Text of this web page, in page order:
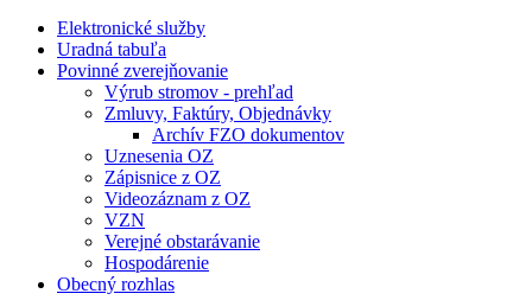
Elektronické služby
Uradná tabuľa
Povinné zverejňovanie
Výrub stromov - prehľad
Zmluvy, Faktúry, Objednávky
Archív FZO dokumentov
Uznesenia OZ
Zápisnice z OZ
Videozáznam z OZ
VZN
Verejné obstarávanie
Hospodárenie
Obecný rozhlas